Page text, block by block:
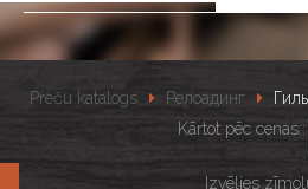
Preču katalogs Релоадинг
Kārtot pēc cenas::
Izvēlies